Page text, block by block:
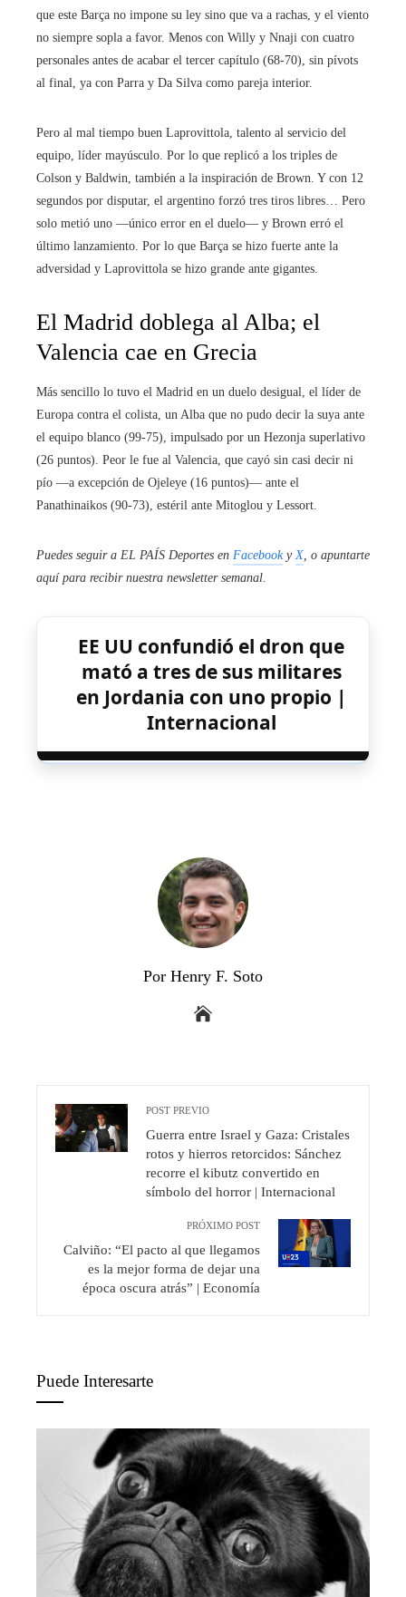
que este Barça no impone su ley sino que va a rachas, y el viento
no siempre sopla a favor. Menos con Willy y Nnaji con cuatro
personales antes de acabar el tercer capítulo (68-70), sin pívots
al final, ya con Parra y Da Silva como pareja interior.
Pero al mal tiempo buen Laprovittola, talento al servicio del
equipo, líder mayúsculo. Por lo que replicó a los triples de
Colson y Baldwin, también a la inspiración de Brown. Y con 12
segundos por disputar, el argentino forzó tres tiros libres… Pero
solo metió uno —único error en el duelo— y Brown erró el
último lanzamiento. Por lo que Barça se hizo fuerte ante la
adversidad y Laprovittola se hizo grande ante gigantes.
El Madrid doblega al Alba; el
Valencia cae en Grecia
Más sencillo lo tuvo el Madrid en un duelo desigual, el líder de
Europa contra el colista, un Alba que no pudo decir la suya ante
el equipo blanco (99-75), impulsado por un Hezonja superlativo
(26 puntos). Peor le fue al Valencia, que cayó sin casi decir ni
pío —a excepción de Ojeleye (16 puntos)— ante el
Panathinaikos (90-73), estéril ante Mitoglou y Lessort.
Puedes seguir a EL PAÍS Deportes en FacebookyX, o apuntarte
aquí para recibir nuestra newsletter semanal.
EE UU confundió el dron que
mató a tres de sus militares
en Jordania con uno propio |
Internacional
Por Henry F. Soto
POST PREVIO
Guerra entre Israel y Gaza: Cristales
rotos y hierros retorcidos: Sánchez
recorre el kibutz convertido en
símbolo del horror | Internacional
PRÓXIMO POST
Calviño: “El pacto al que llegamos
es la mejor forma de dejar una
época oscura atrás” | Economía
Puede Interesarte